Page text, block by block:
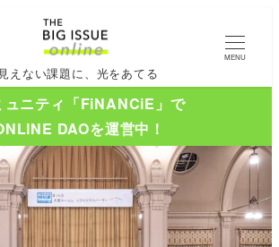
見えない課題に、光をあてる
MENU
ュニティ「FiNANCiE」で
DAOを運営中！